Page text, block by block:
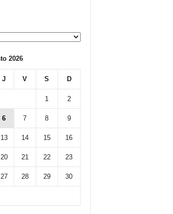
2026
J V S D
1 2
6 7 8 9
13 14 15 16
20 21 22 23
27 28 29 30